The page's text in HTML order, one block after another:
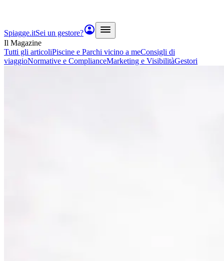
Spiagge.itSei un gestore?
Il Magazine
Tutti gli articoliPiscine e Parchi vicino a meConsigli di
viaggioNormative e ComplianceMarketing e VisibilitàGestori